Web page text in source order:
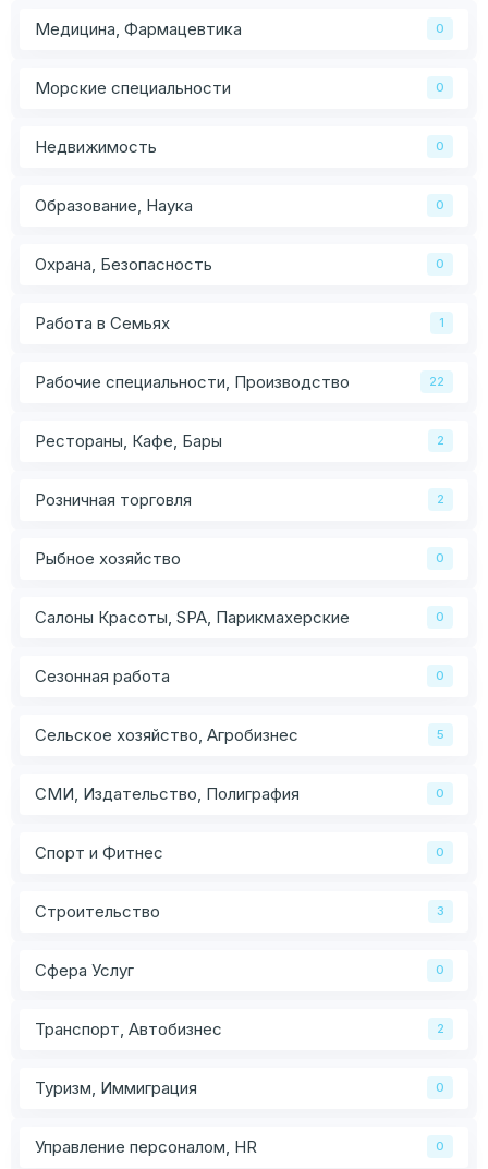
Медицина, Фармацевтика 0
Морские специальности 0
Недвижимость 0
Образование, Наука 0
Охрана, Безопасность 0
Работа в Семьях 1
Рабочие специальности, Производство 22
Рестораны, Кафе, Бары 2
Розничная торговля 2
Рыбное хозяйство 0
Салоны Красоты, SPA, Парикмахерские 0
Сезонная работа 0
Сельское хозяйство, Агробизнес 5
СМИ, Издательство, Полиграфия 0
Спорт и Фитнес 0
Строительство 3
Сфера Услуг 0
Транспорт, Автобизнес 2
Туризм, Иммиграция 0
Управление персоналом, HR 0